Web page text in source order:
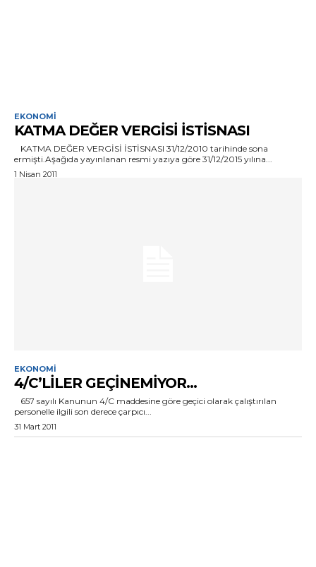
EKONOMI
KATMA DEĞER VERGİSİ İSTİSNASI
KATMA DEĞER VERGİSİ İSTİSNASI 31/12/2010 tarihinde sona
ermişti.Aşağıda yayınlanan resmi yazıya göre 31/12/2015 yılına...
1 Nisan 2011
EKONOMI
4/C’LILER GEÇINEMIYOR…
personelle ilgili son derece çarpıcı...
31 Mart 2011